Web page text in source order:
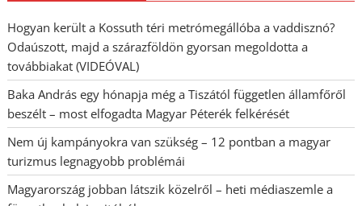
Hogyan került a Kossuth téri metrómegállóba a vaddisznó?
Odaúszott, majd a szárazföldön gyorsan megoldotta a
továbbiakat (VIDEÓVAL)
Baka András egy hónapja még a Tiszától független államfőről
beszélt – most elfogadta Magyar Péterék felkérését
Nem új kampányokra van szükség – 12 pontban a magyar
turizmus legnagyobb problémái
Magyarország jobban látszik közelről – heti médiaszemle a